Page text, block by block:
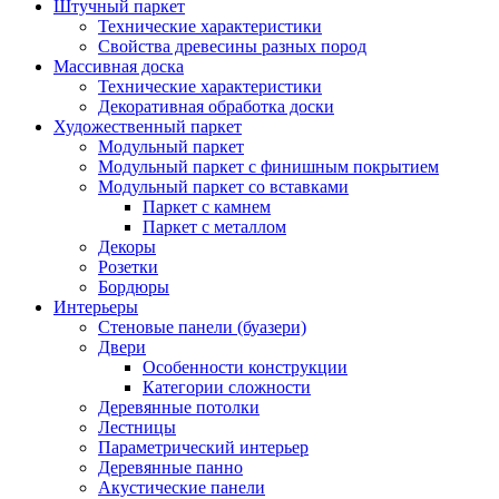
Штучный паркет
Технические характеристики
Свойства древесины разных пород
Массивная доска
Технические характеристики
Декоративная обработка доски
Художественный паркет
Модульный паркет
Модульный паркет с финишным покрытием
Модульный паркет со вставками
Паркет с камнем
Паркет с металлом
Декоры
Розетки
Бордюры
Интерьеры
Стеновые панели (буазери)
Двери
Особенности конструкции
Категории сложности
Деревянные потолки
Лестницы
Параметрический интерьер
Деревянные панно
Акустические панели